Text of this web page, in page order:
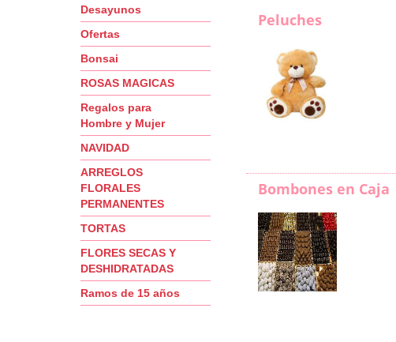
Desayunos
Ofertas
Bonsai
ROSAS MAGICAS
Regalos para
Hombre y Mujer
NAVIDAD
ARREGLOS
FLORALES
PERMANENTES
TORTAS
FLORES SECAS Y
DESHIDRATADAS
Ramos de 15 años
Peluches
Bombones en Caja